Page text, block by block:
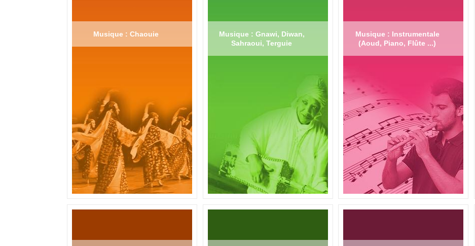
Musique : Chaouie
Musique : Gnawi, Diwan,
Sahraoui, Terguie
Musique : Instrumentale
(Aoud, Piano, Flûte ...)